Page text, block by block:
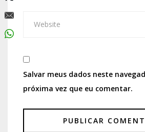
Salvar meus dados neste
próxima vez que eu comentar.